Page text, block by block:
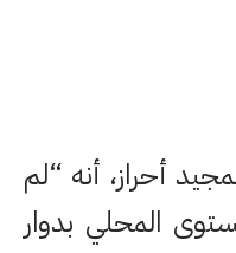
أحراز، أنه “لم
المحلي بدوار